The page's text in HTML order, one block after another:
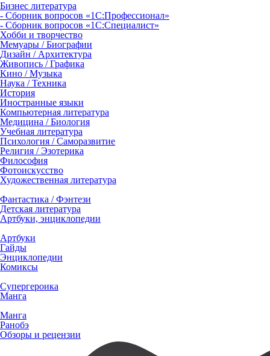
Бизнес литература
- Сборник вопросов «1С:Профессионал»
- Сборник вопросов «1С:Специалист»
Хобби и творчество
Мемуары / Биографии
Дизайн / Архитектура
Живопись / Графика
Кино / Музыка
Наука / Техника
История
Иностранные языки
Компьютерная литература
Медицина / Биология
Учебная литература
Психология / Саморазвитие
Религия / Эзотерика
Философия
Фотоискусство
Художественная литература
Фантастика / Фэнтези
Детская литература
Артбуки, энциклопедии
Артбуки
Гайды
Энциклопедии
Комиксы
Супергероика
Манга
Манга
Ранобэ
Обзоры и рецензии